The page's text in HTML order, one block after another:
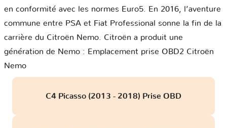
en conformité avec les normes Euro5. En 2016, l’aventure
commune entre PSA et Fiat Professional sonne la fin de la
carrière du Citroën Nemo. Citroën a produit une
génération de Nemo : Emplacement prise OBD2 Citroën
Nemo
C4 Picasso (2013 - 2018) Prise OBD